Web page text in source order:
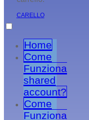
CARELLO
Home
Come
Funziona
shared
account?
Come
Funziona